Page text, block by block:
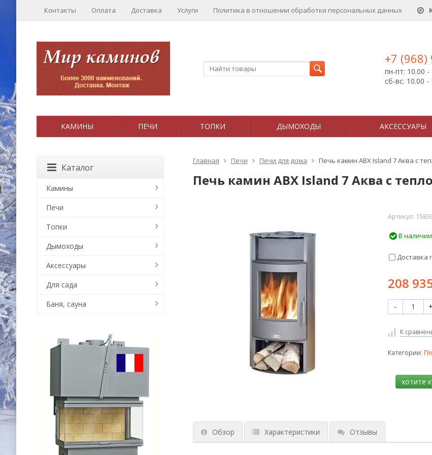
Контакты Оплата Доставка Услуги Политика в отношении обработки персональных данныx
+7 (968)
пн-пт: 10.00 -
сб-вс: 10.00 -
КАМИНЫ ПЕЧИ ТОПКИ ДЫМОХОДЫ АКСЕССУАРЫ
Главная Печи Печи для дома Печь камин ABX Island 7 Аква с
Печь камин ABX Island 7 Аква с
Артикул:
В наличии
Доставка
208
- +
К
Категории:
Обзор Характеристики Отзывы
Каталог
Камины
Печи
Топки
Дымоходы
Аксессуары
Для сада
Баня, сауна